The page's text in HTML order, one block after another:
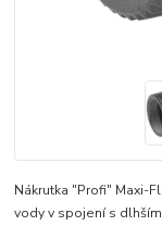
Nákrutka "Profi" Maxi-
vody v spojení s